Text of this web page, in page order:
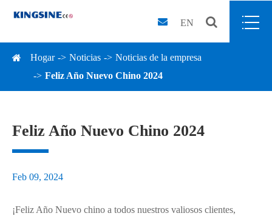
EN
Hogar Noticias
Noticias de la empresa
Feliz Año Nuevo Chino 2024
Feliz Año Nuevo Chino 2024
Feb 09, 2024
¡Feliz Año Nuevo chino a todos nuestros valiosos clientes,